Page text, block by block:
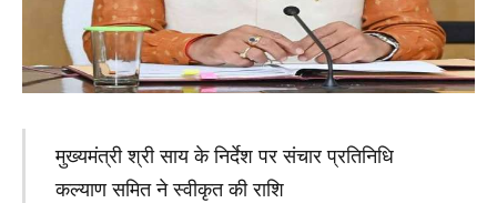
मुख्यमंत्री श्री साय के निर्देश पर संचार प्रतिनिधि
कल्याण समित ने स्वीकृत की राशि